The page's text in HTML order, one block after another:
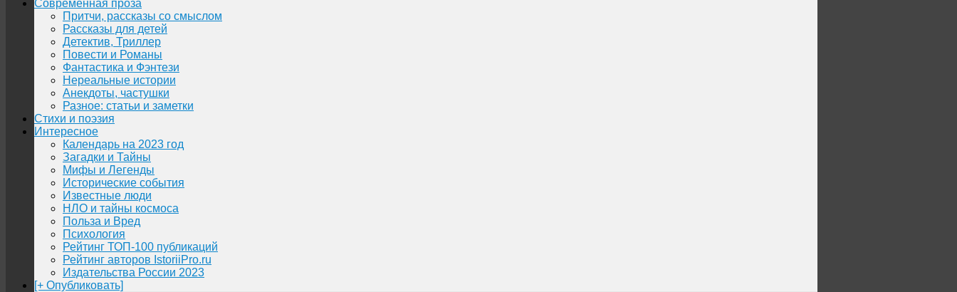
Современная проза
Притчи, рассказы со смыслом
Рассказы для детей
Детектив, Триллер
Повести и Романы
Фантастика и Фэнтези
Нереальные истории
Анекдоты, частушки
Разное: статьи и заметки
Стихи и поэзия
Интересное
Календарь на 2023 год
Загадки и Тайны
Мифы и Легенды
Исторические события
Известные люди
НЛО и тайны космоса
Польза и Вред
Психология
Рейтинг ТОП-100 публикаций
Рейтинг авторов IstoriiPro.ru
Издательства России 2023
[+ Опубликовать]